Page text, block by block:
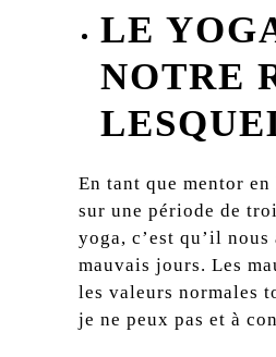
LE
NOTRE
En tant que mentor
sur une période de
yoga, c’est qu’il
mauvais jours. Les
les valeurs normales
je ne peux pas et à